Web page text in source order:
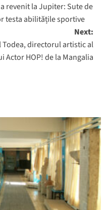
revenit la Jupiter: Sute de
testa abilitățile sportive
Next:
directorul artistic al
Actor HOP! de la Mangalia